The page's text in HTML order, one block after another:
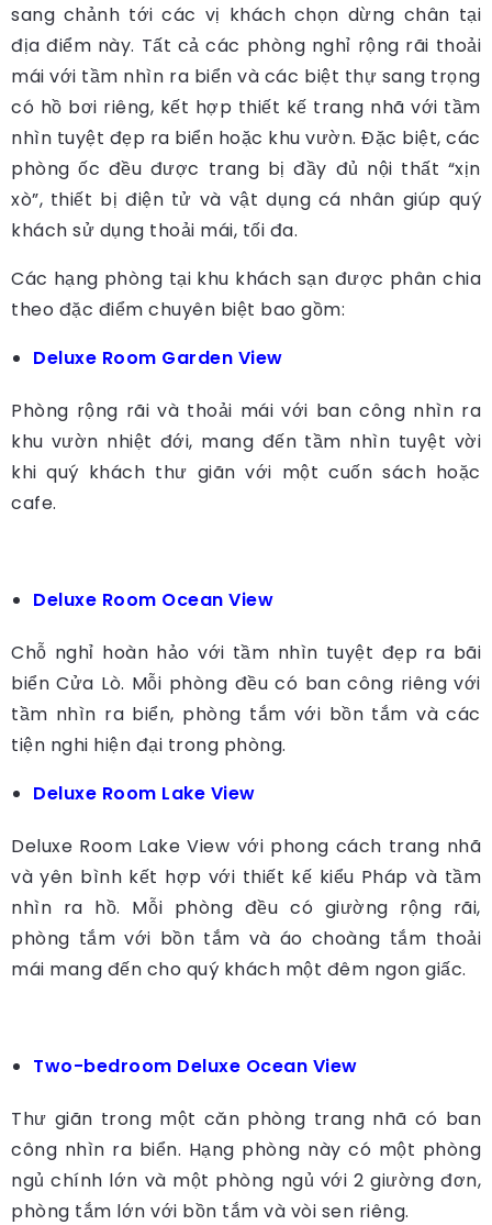
sang chảnh tới các vị khách chọn dừng chân tại
địa điểm này. Tất cả các phòng nghỉ rộng rãi thoải
mái với tầm nhìn ra biển và các biệt thự sang trọng
có hồ bơi riêng, kết hợp thiết kế trang nhã với tầm
nhìn tuyệt đẹp ra biển hoặc khu vườn. Đặc biệt, các
phòng ốc đều được trang bị đầy đủ nội thất “xịn
xò”, thiết bị điện tử và vật dụng cá nhân giúp quý
khách sử dụng thoải mái, tối đa.
Các hạng phòng tại khu khách sạn được phân chia
theo đặc điểm chuyên biệt bao gồm:
Deluxe Room Garden View
Phòng rộng rãi và thoải mái với ban công nhìn ra
khu vườn nhiệt đới, mang đến tầm nhìn tuyệt vời
khi quý khách thư giãn với một cuốn sách hoặc
cafe.
Deluxe Room Ocean View
Chỗ nghỉ hoàn hảo với tầm nhìn tuyệt đẹp ra bãi
biển Cửa Lò. Mỗi phòng đều có ban công riêng với
tầm nhìn ra biển, phòng tắm với bồn tắm và các
tiện nghi hiện đại trong phòng.
Deluxe Room Lake View
Deluxe Room Lake View với phong cách trang nhã
và yên bình kết hợp với thiết kế kiểu Pháp và tầm
nhìn ra hồ. Mỗi phòng đều có giường rộng rãi,
phòng tắm với bồn tắm và áo choàng tắm thoải
mái mang đến cho quý khách một đêm ngon giấc.
Two-bedroom Deluxe Ocean View
Thư giãn trong một căn phòng trang nhã có ban
công nhìn ra biển. Hạng phòng này có một phòng
ngủ chính lớn và một phòng ngủ với 2 giường đơn,
phòng tắm lớn với bồn tắm và vòi sen riêng.